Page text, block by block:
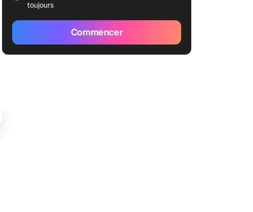
toujours
Commencer